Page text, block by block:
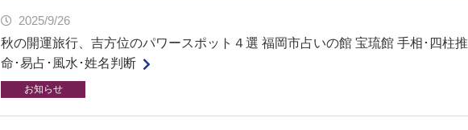
2025/9/26
秋の開運旅行、吉方位のパワースポット４選 福岡市占いの館 宝琉館 手相･四柱推
命･易占･風水･姓名判断
お知らせ